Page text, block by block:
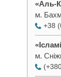
«Аль-
м.
+38
м.